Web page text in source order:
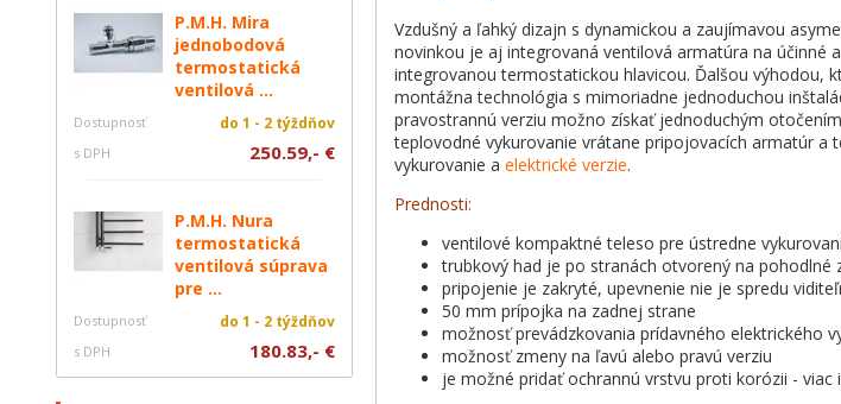
P.M.H. Mira
jednobodová
termostatická
ventilová ...
Dostupnosť do 1 - 2 týždňov
s DPH 250.59,- €
P.M.H. Nura
termostatická
ventilová súprava
pre ...
Dostupnosť do 1 - 2 týždňov
s DPH 180.83,- €
Vzdušný a ľahký dizajn s dynamickou a zaujímavou
novinkou je aj integrovaná ventilová armatúra na účinné
integrovanou termostatickou hlavicou. Ďalšou výhodou,
montážna technológia s mimoriadne jednoduchou
pravostrannú verziu možno získať jednoduchým
teplovodné vykurovanie vrátane pripojovacích armatúr a
vykurovanie a elektrické verzie.
Prednosti:
ventilové kompaktné teleso pre ústredne
trubkový had je po stranách otvorený na pohodlné
pripojenie je zakryté, upevnenie nie je spredu
50 mm prípojka na zadnej strane
možnosť prevádzkovania prídavného elektrického
možnosť zmeny na ľavú alebo pravú verziu
je možné pridať ochrannú vrstvu proti korózii - viac